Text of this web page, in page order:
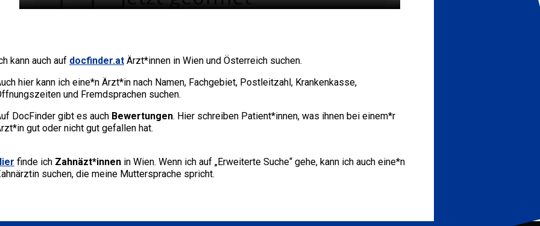
kann auch auf docfinder.at Ärzt*innen in Wien und Österreich suchen.
hier kann ich eine*n Ärzt*in nach Namen, Fachgebiet, Postleitzahl, Krankenkasse,
und Fremdsprachen suchen.
DocFinder gibt es auch Bewertungen. Hier schreiben Patient*innen, was ihnen bei einem*r
gut oder nicht gut gefallen hat.
finde ich Zahnäzt*innen in Wien. Wenn ich auf „Erweiterte Suche“ gehe, kann ich auch eine*n
suchen, die meine Muttersprache spricht.